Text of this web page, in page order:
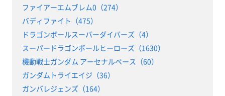
ファイアーエムブレム0（274）
バディファイト（475）
ドラゴンボールスーパーダイバーズ（4）
スーパードラゴンボールヒーローズ（1630）
機動戦士ガンダム アーセナルベース（60）
ガンダムトライエイジ（36）
ガンバレジェンズ（164）